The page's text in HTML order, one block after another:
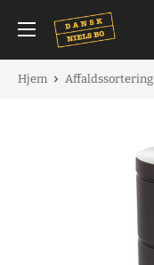
indhold
Hjem Affaldssortering